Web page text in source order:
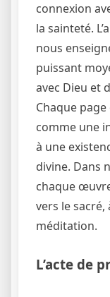
connexion
la sainteté.
nous
puissant
avec Dieu et
Chaque
comme une
à une
divine. Dans
chaque
vers le
méditation.
L’acte de